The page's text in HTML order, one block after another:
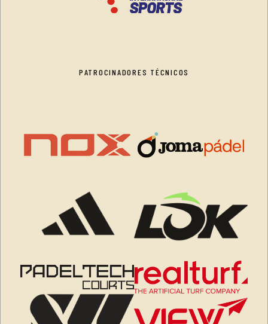
PATROCINADORES TÉCNICOS